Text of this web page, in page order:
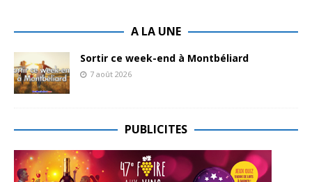
A LA UNE
Sortir ce week-end à Montbéliard
7 août 2026
PUBLICITES